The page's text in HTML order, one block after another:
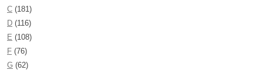
C (181)
D (116)
E (108)
F (76)
G (62)